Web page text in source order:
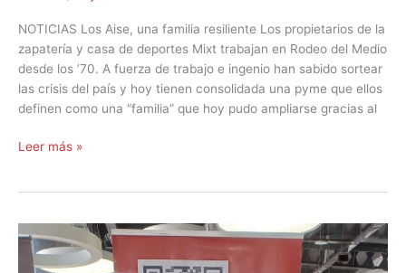
NOTICIAS Los Aise, una familia resiliente Los propietarios de la
zapatería y casa de deportes Mixt trabajan en Rodeo del Medio
desde los ’70. A fuerza de trabajo e ingenio han sabido sortear
las crisis del país y hoy tienen consolidada una pyme que ellos
definen como una “familia” que hoy pudo ampliarse gracias al
Leer más »
El
FTyC